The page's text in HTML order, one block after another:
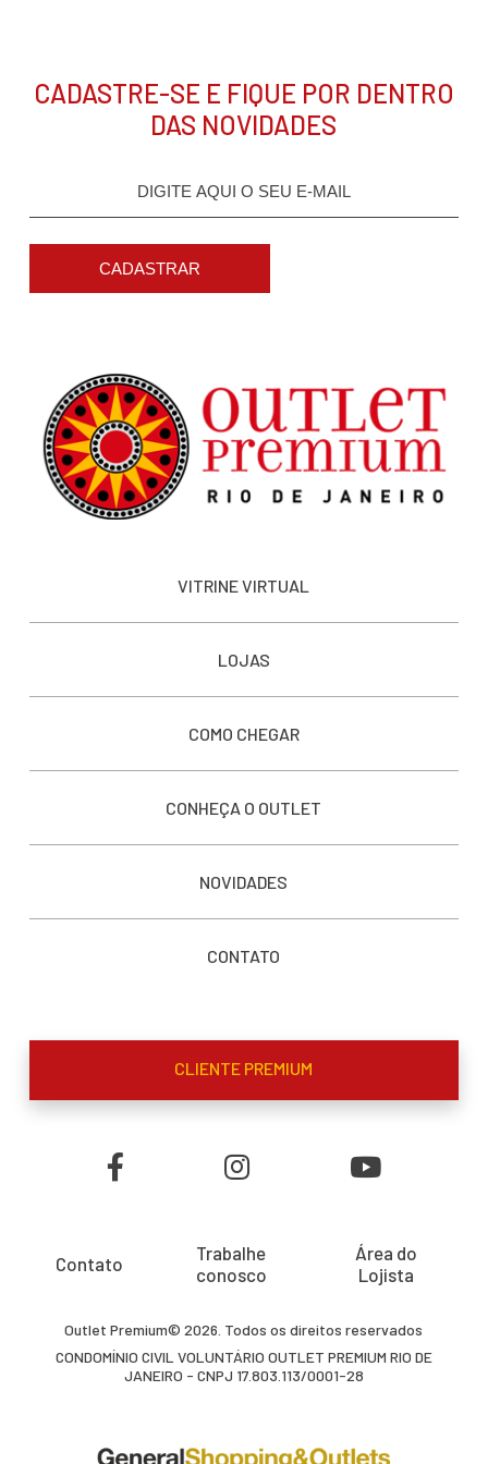
CADASTRE-SE E FIQUE POR DENTRO
DAS NOVIDADES
CADASTRAR
VITRINE VIRTUAL
LOJAS
COMO CHEGAR
CONHEÇA O OUTLET
NOVIDADES
CONTATO
CLIENTE PREMIUM
Contato
Trabalhe
conosco
Área do
Lojista
Outlet Premium© 2026. Todos os direitos reservados
CONDOMÍNIO CIVIL VOLUNTÁRIO OUTLET PREMIUM RIO DE
JANEIRO - CNPJ 17.803.113/0001-28